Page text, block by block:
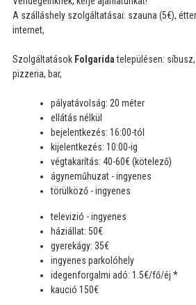
A szálláshely szolgáltatásai: szauna (5€),
internet,
Szolgáltatások Folgaridatelepülésen:
pizzeria, bar,
pályatávolság: 20 méter
ellátás nélkül
bejelentkezés: 16:00-tól
kijelentkezés: 10:00-ig
végtakarítás: 40-60€ (kötelező)
ágyneműhuzat - ingyenes
törülköző - ingyenes
televizió - ingyenes
háziállat: 50€
gyerekágy: 35€
ingyenes parkolóhely
idegenforgalmi adó: 1.5€/fő/éj *
kaució 150€